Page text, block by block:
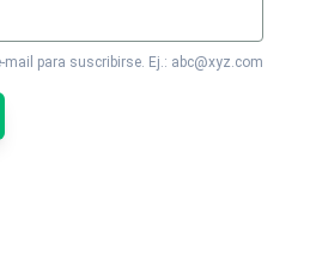
mail para suscribirse. Ej.: abc@xyz.com